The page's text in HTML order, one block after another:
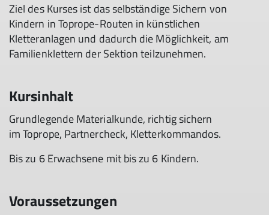
Ziel des Kurses ist das selbständige Sichern von
Kindern in Toprope-Routen in künstlichen
Kletteranlagen und dadurch die Möglichkeit, am
Familienklettern der Sektion teilzunehmen.
Kursinhalt
Grundlegende Materialkunde​, richtig sichern
im Toprope​, Partnercheck​, Kletterkommandos​.
Bis zu 6 Erwachsene mit bis zu 6 Kindern.
Voraussetzungen